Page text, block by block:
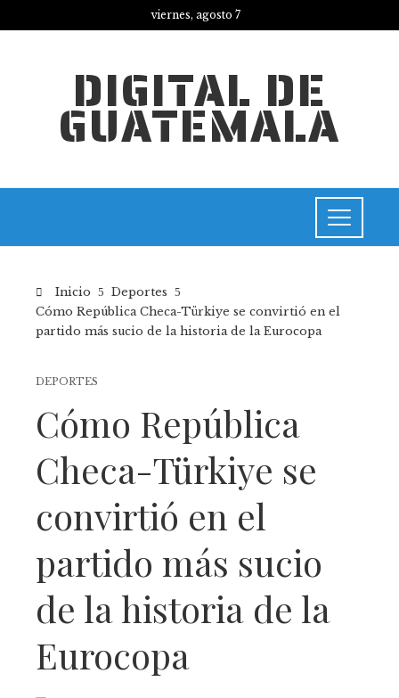
viernes, agosto 7
DIGITAL DE
GUATEMALA
Inicio
Deportes
Cómo República Checa-Türkiye se convirtió en el
partido más sucio de la historia de la Eurocopa
DEPORTES
Cómo República
Checa-Türkiye se
convirtió en el
partido más sucio
de la historia de la
Eurocopa